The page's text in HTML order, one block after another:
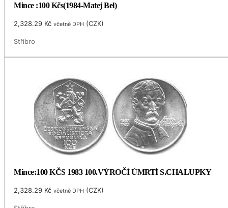
Mince :100 Kčs(1984-Matej Bel)
2,328.29 Kč včetně DPH (CZK)
Stříbro
Mince:100 KČS 1983 100.VÝROČÍ ÚMRTÍ S.CHALUPKY
2,328.29 Kč včetně DPH (CZK)